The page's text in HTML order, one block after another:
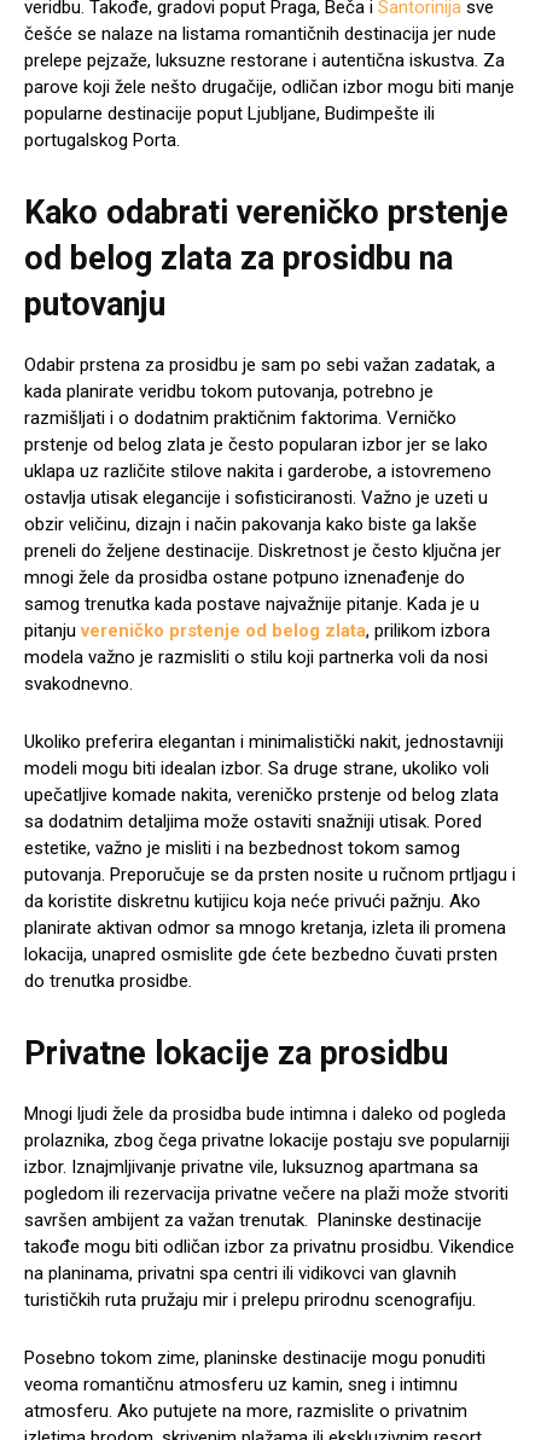
veridbu. Takođe, gradovi poput Praga, Beča i Santorinija sve
češće se nalaze na listama romantičnih destinacija jer nude
prelepe pejzaže, luksuzne restorane i autentična iskustva. Za
parove koji žele nešto drugačije, odličan izbor mogu biti manje
popularne destinacije poput Ljubljane, Budimpešte ili
portugalskog Porta.
Kako odabrati vereničko prstenje
od belog zlata za prosidbu na
putovanju
Odabir prstena za prosidbu je sam po sebi važan zadatak, a
kada planirate veridbu tokom putovanja, potrebno je
razmišljati i o dodatnim praktičnim faktorima. Verničko
prstenje od belog zlata je često popularan izbor jer se lako
uklapa uz različite stilove nakita i garderobe, a istovremeno
ostavlja utisak elegancije i sofisticiranosti. Važno je uzeti u
obzir veličinu, dizajn i način pakovanja kako biste ga lakše
preneli do željene destinacije. Diskretnost je često ključna jer
mnogi žele da prosidba ostane potpuno iznenađenje do
samog trenutka kada postave najvažnije pitanje. Kada je u
pitanjuvereničko prstenje od belog zlata, prilikom izbora
modela važno je razmisliti o stilu koji partnerka voli da nosi
svakodnevno.
Ukoliko preferira elegantan i minimalistički nakit, jednostavniji
modeli mogu biti idealan izbor. Sa druge strane, ukoliko voli
upečatljive komade nakita, vereničko prstenje od belog zlata
sa dodatnim detaljima može ostaviti snažniji utisak. Pored
estetike, važno je misliti i na bezbednost tokom samog
putovanja. Preporučuje se da prsten nosite u ručnom prtljagu i
da koristite diskretnu kutijicu koja neće privući pažnju. Ako
planirate aktivan odmor sa mnogo kretanja, izleta ili promena
lokacija, unapred osmislite gde ćete bezbedno čuvati prsten
do trenutka prosidbe.
Privatne lokacije za prosidbu
Mnogi ljudi žele da prosidba bude intimna i daleko od pogleda
prolaznika, zbog čega privatne lokacije postaju sve popularniji
izbor. Iznajmljivanje privatne vile, luksuznog apartmana sa
pogledom ili rezervacija privatne večere na plaži može stvoriti
savršen ambijent za važan trenutak. Planinske destinacije
takođe mogu biti odličan izbor za privatnu prosidbu. Vikendice
na planinama, privatni spa centri ili vidikovci van glavnih
turističkih ruta pružaju mir i prelepu prirodnu scenografiju.
Posebno tokom zime, planinske destinacije mogu ponuditi
veoma romantičnu atmosferu uz kamin, sneg i intimnu
atmosferu. Ako putujete na more, razmislite o privatnim